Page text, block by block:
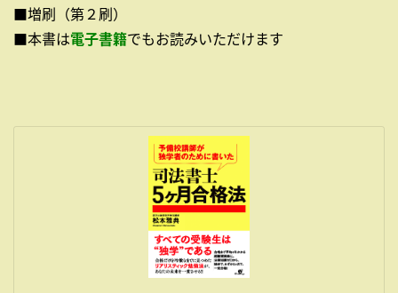
■増刷（第２刷）
■本書は電子書籍でもお読みいただけます